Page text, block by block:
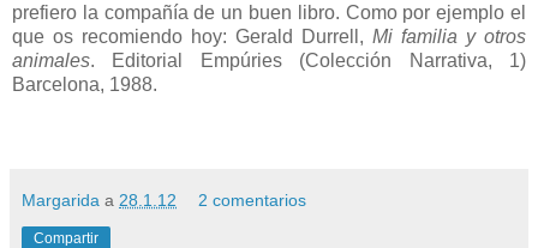
prefiero la compañía de un buen libro. Como por ejemplo el
que os recomiendo hoy: Gerald Durrell, Mi familia y otros
animales. Editorial Empúries (Colección Narrativa, 1)
Barcelona, 1988.
Margarida a 28.1.12 2 comentarios
Compartir